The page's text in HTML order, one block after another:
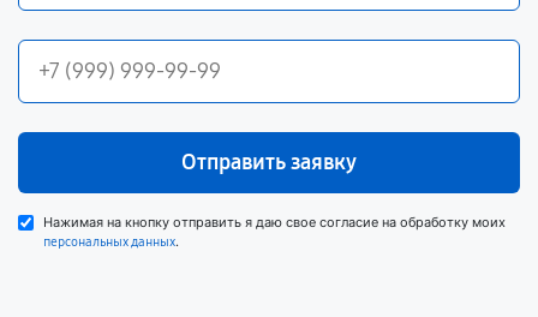
Отправить заявку
Нажимая на кнопку отправить я даю свое согласие на обработку моих
персональных данных.